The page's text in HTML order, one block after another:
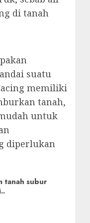
di tanah
suatu
memiliki
tanah,
untuk
diperlukan
tanah subur